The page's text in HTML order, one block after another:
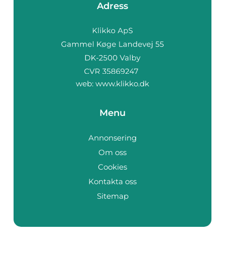
Adress
web: www.klikko.dk
Menu
Annonsering
Om oss
Cookies
Kontakta oss
Sitemap